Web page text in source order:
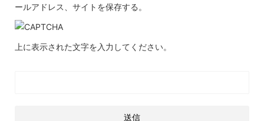
ールアドレス、サイトを保存する。
上に表示された文字を入力してください。